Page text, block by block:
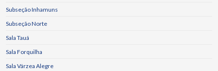
Subseção Inhamuns
Subseção Norte
Sala Tauá
Sala Forquilha
Sala Várzea Alegre